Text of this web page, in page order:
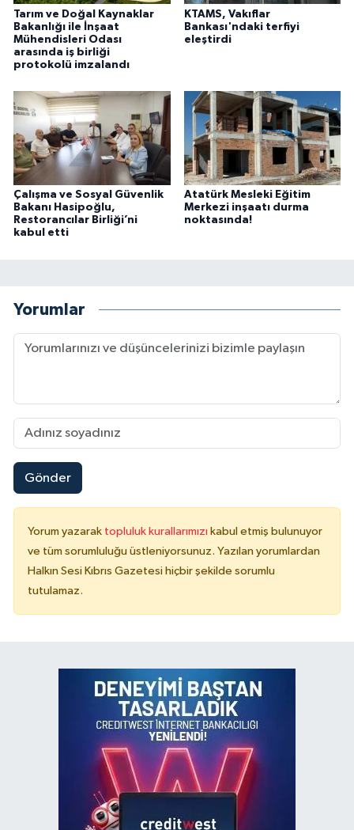
Tarım ve Doğal Kaynaklar
Bakanlığı ile İnşaat
Mühendisleri Odası
arasında iş birliği
protokolü imzalandı
KTAMS, Vakıflar
Bankası'ndaki terfiyi
eleştirdi
Çalışma ve Sosyal Güvenlik
Bakanı Hasipoğlu,
Restorancılar Birliği’ni
kabul etti
Atatürk Mesleki Eğitim
Merkezi inşaatı durma
noktasında!
Yorumlar
Gönder
Yorum yazarak topluluk kurallarımızı kabul etmiş bulunuyor
ve tüm sorumluluğu üstleniyorsunuz. Yazılan yorumlardan
Halkın Sesi Kıbrıs Gazetesi hiçbir şekilde sorumlu
tutulamaz.